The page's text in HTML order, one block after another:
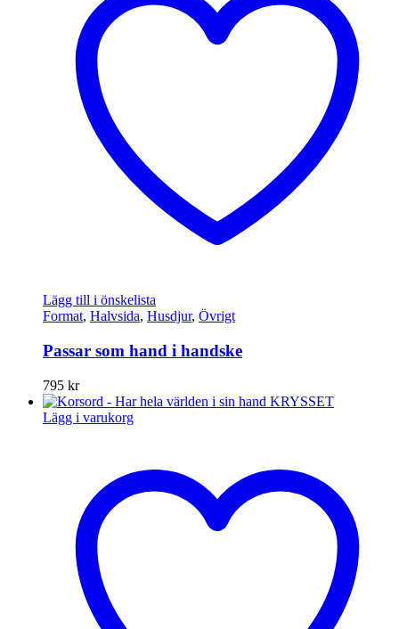
Lägg till i önskelista
Format, Halvsida, Husdjur, Övrigt
Passar som hand i handske
795 kr
Lägg i varukorg